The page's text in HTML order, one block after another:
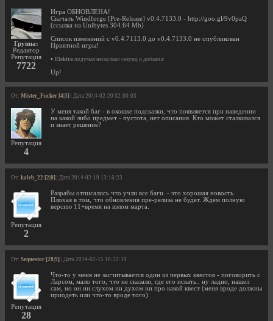
Группа:
Редактор
Репутация
7722
Игра ОБНОВЛЕНА!
Скачать Windforge [Pre-Release] v0.4.7133.0 - http://goo.gl/9v0paQ
(ссылка на Unibytes 304.64 Mb)
Список изменений с v0.4.7113.0 до v0.4.7133.0 не опубликован
Приятной игры!
• Elektra подумал несколько секунд и добавил:
Up!
От: Mister_Fucker [4|3] | Дата 2014-02-20 02:00:03
Репутация
4
У меня такой баг - в окошке подсказки, что появляется при наведении
на какой либо предмет - пустота, нет описания. Кто может сталкивался
и знает решение?
От: kaleb_22 [2|0] | Дата 2014-02-19 13:16:23
Репутация
2
Разрабы отписались что учли все баги. - это хорошая новость.
Плохая в том, что обновления пре-релиза не будет. Ждем полную
версию 11+время на взлом марта.
От: Sequestor [28|9] | Дата 2014-02-15 18:32:19
Репутация
28
Что-то у меня не засчитывается один из первых квестов - поговорить с
Ларсом, мало того, что не сказали, где его искать.. ну ладно, нашел
сам, но он ни слухом ни духом ни про какой квест (меня вроде должны
приодеть или что-то вроде того).